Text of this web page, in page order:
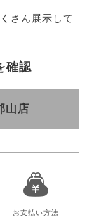
さん展示して
確認
山店
お支払い方法